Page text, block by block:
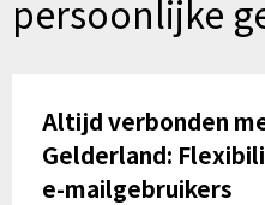
persoonlijke
Altijd verbonden
Gelderland:
e-mailgebruikers